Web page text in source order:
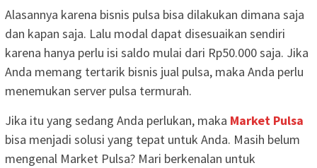
Alasannya karena bisnis pulsa bisa dilakukan dimana saja
dan kapan saja. Lalu modal dapat disesuaikan sendiri
karena hanya perlu isi saldo mulai dari Rp50.000 saja. Jika
Anda memang tertarik bisnis jual pulsa, maka Anda perlu
menemukan server pulsa termurah.
Jika itu yang sedang Anda perlukan, maka Market Pulsa
bisa menjadi solusi yang tepat untuk Anda. Masih belum
mengenal Market Pulsa? Mari berkenalan untuk